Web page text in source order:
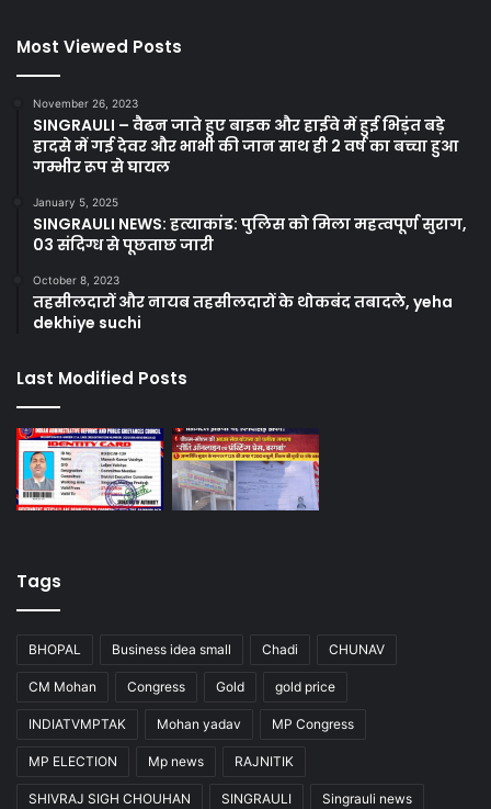
Most Viewed Posts
November 26, 2023
SINGRAULI – वैढन जाते हुए बाइक और हाईवे में हुई भिड़ंत बड़े
हादसे में गई देवर और भाभी की जान साथ ही 2 वर्ष का बच्चा हुआ
गम्भीर रूप से घायल
January 5, 2025
SINGRAULI NEWS: हत्याकांड: पुलिस को मिला महत्वपूर्ण सुराग,
03 संदिग्ध से पूछताछ जारी
October 8, 2023
तहसीलदारों और नायब तहसीलदारों के थोकबंद तबादले, yeha
dekhiye suchi
Last Modified Posts
Tags
BHOPAL Business idea small Chadi CHUNAV
CM Mohan Congress Gold gold price
INDIATVMPTAK Mohan yadav MP Congress
MP ELECTION Mp news RAJNITIK
SHIVRAJ SIGH CHOUHAN SINGRAULI Singrauli news